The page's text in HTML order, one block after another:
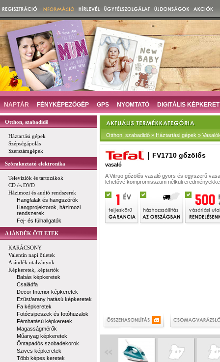
NAPTÁR FÉNYKÉPEZŐGÉP GPS NYOMTATÓ DIGITÁLIS KÉPKERET
Otthon, szabadidő
Háztartási gépek
Szépségápolás
Szerszámgépek
Szórakoztató elektronika
Televíziók és tartozákok
CD és DVD
Házimozi és audió rendszerek
Hangfalak és hangszórók
Hangprojektorok, házimozi
rendszerek
Fej- és fülhallgatók
AJÁNDÉK ÖTLETEK
KARÁCSONY
Valentin napi ötletek
Ajándék utalványok
Képkeretek, képtartók
Babás képkeretek
Családfa
Decor Interior képkeretek
Ezüst/arany hatású képkeretek
Fa képkeretek
Fotócsipeszek és fotóhuzalok
Fémhatású képkeretek
Magasságmérők
Műanyag képkeretek
Öntapadós szobadekorok
Szives képkeretek
Több képes keretek
Otthon, szabadidő » Háztartási gépek »
FV1710 gőzölős
vasaló
A Vitruo gőzölős vasaló gyors és egyszerű
lehetővé kompromisszum nélküli